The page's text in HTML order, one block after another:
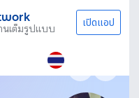
นเต็มรูปแบบ เปิดแอป